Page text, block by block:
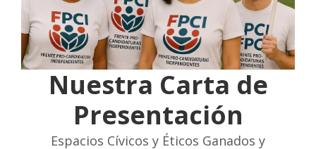
Nuestra Carta de
Presentación
Espacios Cívicos y Éticos Ganados y